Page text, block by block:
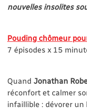
nouvelles insolites
Pouding chômeur
7 épisodes x 15
Quand Jonathan
réconfort et calmer
infaillible : dévorer un